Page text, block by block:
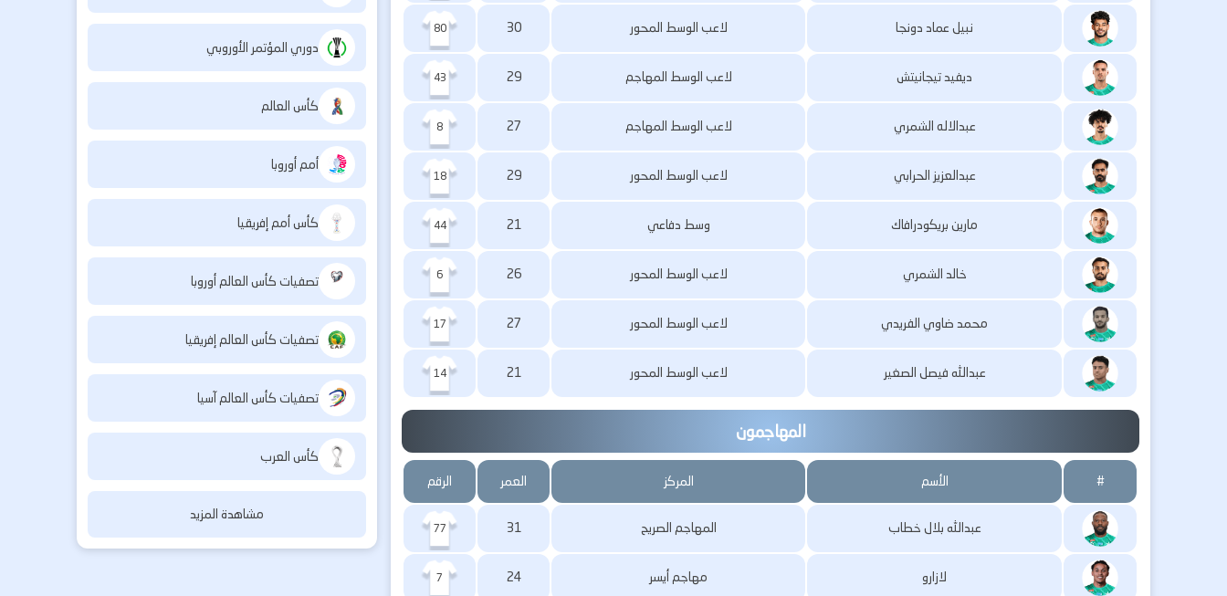
نبيل عماد دونجا لاعب الوسط المحور 30
80
ديفيد تيجانيتش لاعب الوسط المهاجم 29
43
عبدالاله الشمري لاعب الوسط المهاجم 27
8
عبدالعزيز الحرابي لاعب الوسط المحور 29
18
مارين بريكودرافاك وسط دفاعي 21
44
خالد الشمري لاعب الوسط المحور 26
6
محمد ضاوي الفريدي لاعب الوسط المحور 27
17
عبدالله فيصل الصغير لاعب الوسط المحور 21
14
المهاجمون
# الأسم المركز العمر الرقم
عبدالله بلال خطاب المهاجم الصريح 31
77
لازارو مهاجم أيسر 24
7
دوري المؤتمر الأوروبي
كأس العالم
أمم أوروبا
كأس أمم إفريقيا
تصفيات كأس العالم أوروبا
تصفيات كأس العالم إفريقيا
تصفيات كأس العالم آسيا
كأس العرب
مشاهدة المزيد